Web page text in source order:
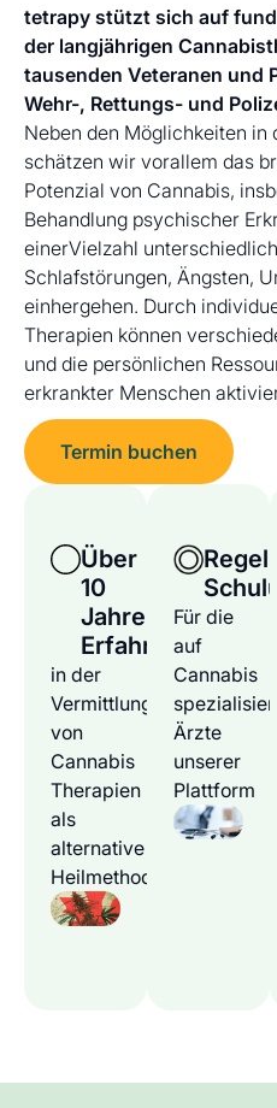
tetrapy stützt sich auf
der langjährigen
tausenden Veteranen und
Wehr-, Rettungs- und
Neben den Möglichkeiten
schätzen wir vorallem das
Potenzial von Cannabis,
Behandlung psychischer
einerVielzahl
Schlafstörungen, Ängsten,
einhergehen. Durch
Therapien können
und die persönlichen
erkrankter Menschen
Termin buchen
Über
10
Jahre
Erfahrung
in der
Vermittlung
von
Cannabis
Therapien
als
alternative
Heilmethode
Für die
auf
Cannabis
Ärzte
unserer
Plattform